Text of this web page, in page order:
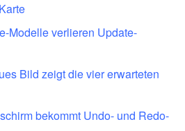
Modelle verlieren Update-
Bild zeigt die vier erwarteten
bekommt Undo- und Redo-